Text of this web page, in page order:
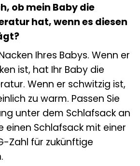
ob mein Baby die
hat, wenn es diesen
Ihres Babys. Wenn er
ist, hat Ihr Baby die
Wenn er schwitzig ist,
zu warm. Passen Sie
unter dem Schlafsack an
einen Schlafsack mit einer
Zahl für zukünftige